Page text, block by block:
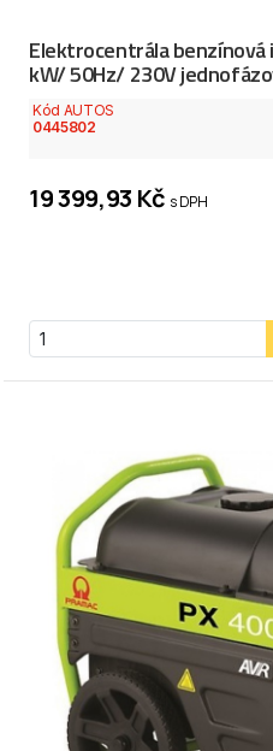
Elektrocentrála
kW/ 50Hz/ 230V
Kód AUTOS
0445802
19 399,93 Kč s DPH